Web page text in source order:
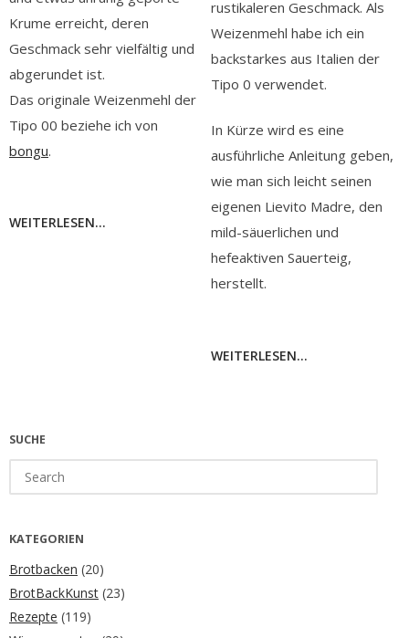
Krume erreicht, deren
Geschmack sehr vielfältig und
abgerundet ist.
Das originale Weizenmehl der
Tipo 00 beziehe ich von
bongu.
WEITERLESEN...
rustikaleren Geschmack. Als
Weizenmehl habe ich ein
backstarkes aus Italien der
Tipo 0 verwendet.
In Kürze wird es eine
ausführliche Anleitung geben,
wie man sich leicht seinen
eigenen Lievito Madre, den
mild-säuerlichen und
hefeaktiven Sauerteig,
herstellt.
WEITERLESEN...
SUCHE
for:
KATEGORIEN
Brotbacken (20)
BrotBackKunst (23)
Rezepte (119)